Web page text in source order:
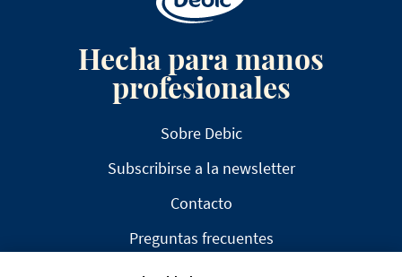
Hecha para manos
profesionales
Sobre Debic
Subscribirse a la newsletter
Contacto
Preguntas frecuentes